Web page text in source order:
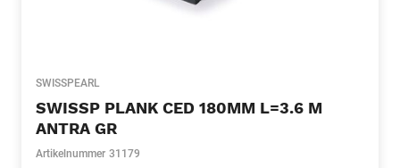
SWISSPEARL
SWISSP PLANK CED 180MM L=3.6 M
ANTRA GR
Artikelnummer 31179